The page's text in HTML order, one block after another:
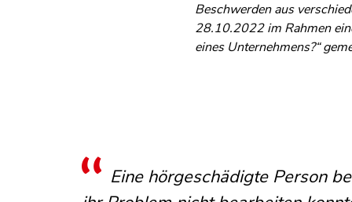
Beschwerden aus
28.10.2022 im Rahmen
eines Unternehmens?“
Eine hörgeschädigte Person
ihnen am Telefon gesagt wird,
Verbraucher:innen schildern,
dass eine telefonische
der Online-Kommunikation.